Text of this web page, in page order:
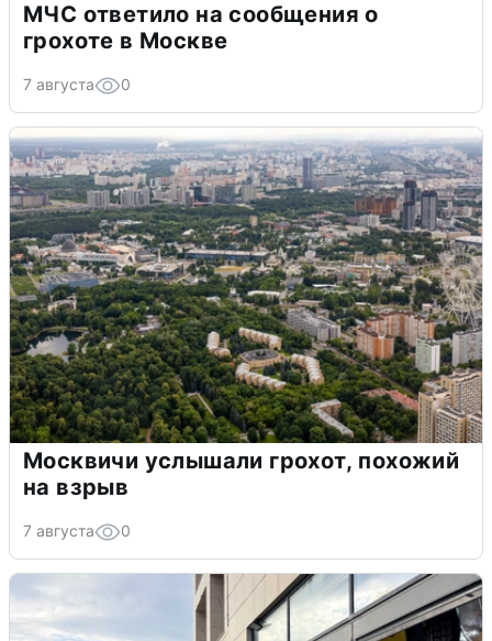
МЧС ответило на сообщения о
грохоте в Москве
7 августа 0
Москвичи услышали грохот, похожий
на взрыв
7 августа 0